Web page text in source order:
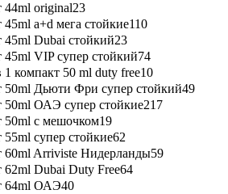
44ml original23
a+d мега стойкие110
45ml Dubai стойкий23
45ml VIP супер стойкий74
1 компакт 50 ml duty free10
50ml Дьюти Фри супер стойкий49
50ml ОАЭ супер стойкие217
50ml с мешочком19
супер стойкие62
60ml Arriviste Нидерланды59
62ml Dubai Duty Free64
64ml ОАЭ40